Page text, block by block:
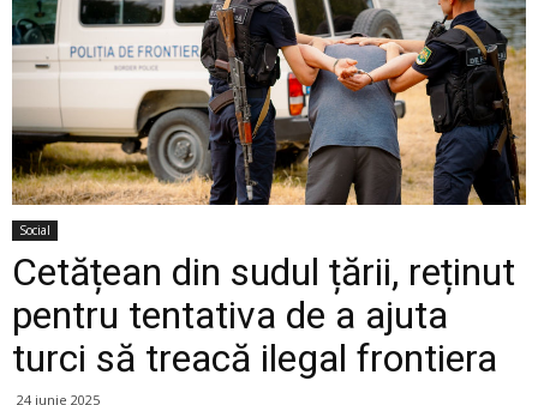
Social
Cetățean din sudul țării, reținut
pentru tentativa de a ajuta
turci să treacă ilegal frontiera
24 iunie 2025